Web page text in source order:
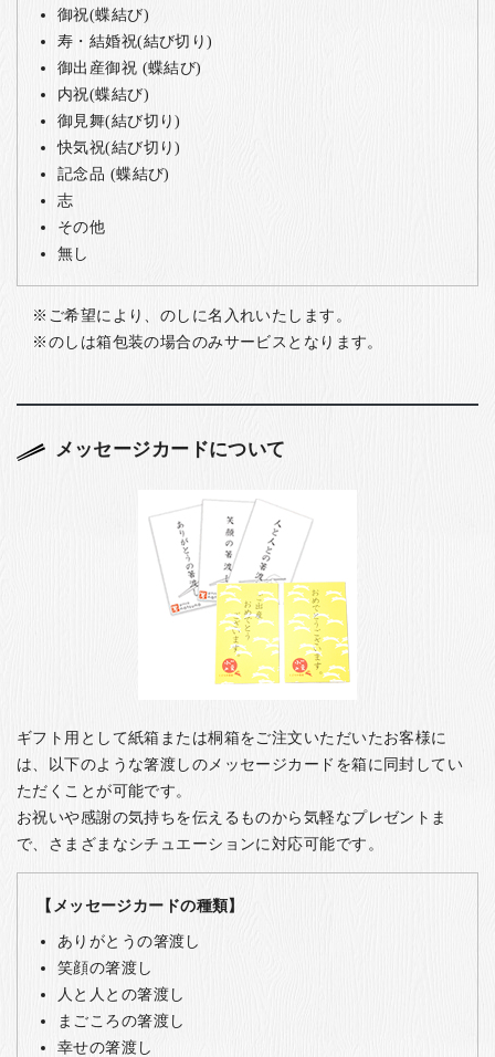
御祝(蝶結び)
寿・結婚祝(結び切り)
御出産御祝 (蝶結び)
内祝(蝶結び)
御見舞(結び切り)
快気祝(結び切り)
記念品 (蝶結び)
志
その他
無し
ご希望により、のしに名入れいたします。
のしは箱包装の場合のみサービスとなります。
メッセージカードについて
ギフト用として紙箱または桐箱をご注文いただいたお客様に
は、以下のような箸渡しのメッセージカードを箱に同封してい
ただくことが可能です。
お祝いや感謝の気持ちを伝えるものから気軽なプレゼントま
で、さまざまなシチュエーションに対応可能です。
【メッセージカードの種類】
ありがとうの箸渡し
笑顔の箸渡し
人と人との箸渡し
まごころの箸渡し
幸せの箸渡し